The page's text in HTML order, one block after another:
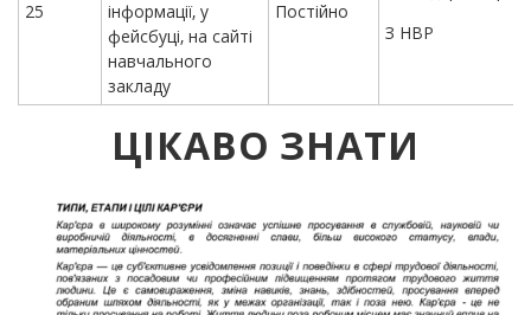
25
інформації, у
фейсбуці, на сайті
навчального
закладу
Постійно
З НВР
ЦІКАВО ЗНАТИ